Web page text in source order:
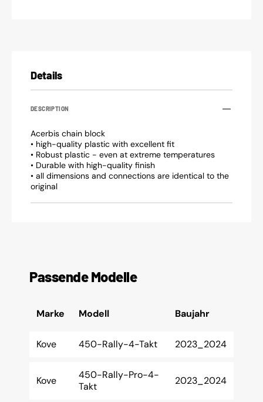
Details
DESCRIPTION
Acerbis chain block
• high-quality plastic with excellent fit
• Robust plastic - even at extreme temperatures
• Durable with high-quality finish
• all dimensions and connections are identical to the
original
Passende Modelle
Marke Modell Baujahr
Kove 450-Rally-4-Takt 2023_2024
Kove
450-Rally-Pro-4-
Takt
2023_2024